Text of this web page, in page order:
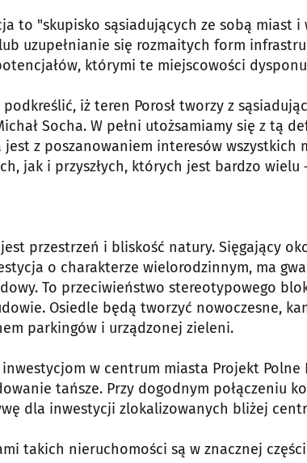
to "skupisko sąsiadujących ze sobą miast
uzupełnianie się rozmaitych form
którymi te miejscowości
iż teren Porosł tworzy z
Socha. W pełni utożsamiamy się z tą
jest z poszanowaniem interesów wszystkich
jak i przyszłych, których jest bardzo wielu
przestrzeń i bliskość natury. Sięgający
o charakterze wielorodzinnym, ma
To przeciwieństwo stereotypowego
Osiedle będą tworzyć nowoczesne,
parkingów i urządzonej zieleni.
w centrum miasta Projekt Polne
tańsze. Przy dogodnym połączeniu
dla inwestycji zlokalizowanych bliżej
takich nieruchomości są w znacznej